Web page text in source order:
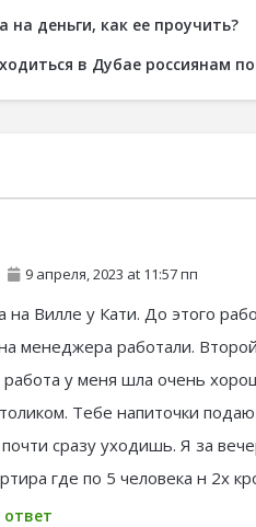
на деньги, как ее проучить?
в Дубае россиянам по
9 апреля, 2023 at 11:57 пп
на Вилле у Кати. До этого
менеджера работали.
работа у меня шла очень
Тебе напиточки
сразу уходишь. Я за
где по 5 человека н 2х